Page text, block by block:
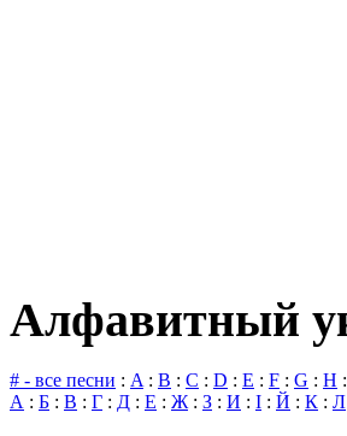
Алфавитный
# - все песни : A: B : C : D : E : F : G : H :
А : Б : В : Г : Д : Е : Ж: З : И : І : Й : К : Л